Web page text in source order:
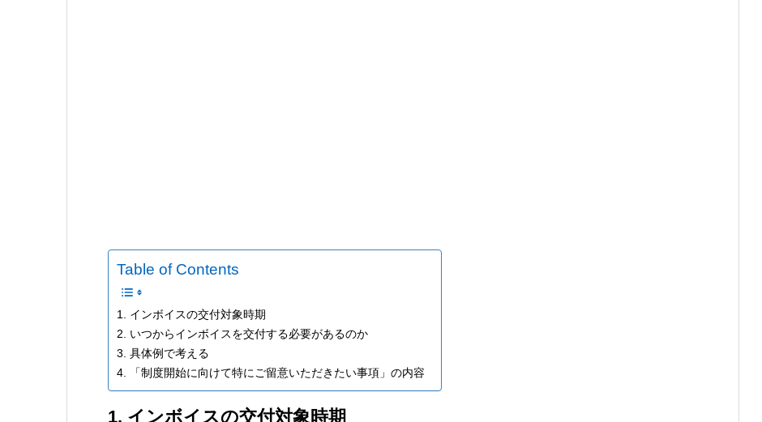
Table of Contents
1. インボイスの交付対象時期
2. いつからインボイスを交付する必要があるのか
3. 具体例で考える
4. 「制度開始に向けて特にご留意いただきたい事項」の内容
1. インボイスの交付対象時期